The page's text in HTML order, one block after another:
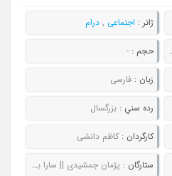
ژانر : اجتماعی , درام
حجم : -
زبان : فارسی
رده سني : بزرگسال
کارگردان : کاظم دانشی
ستارگان : پژمان جمشیدی || سارا بهرامی || ستاره پسیانی || ترلان پروانه